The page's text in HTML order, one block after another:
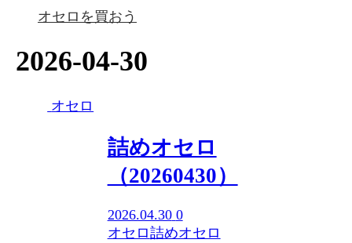
オセロを買おう
2026-04-30
オセロ
詰めオセロ
（20260430）
2026.04.30 0
オセロ詰めオセロ